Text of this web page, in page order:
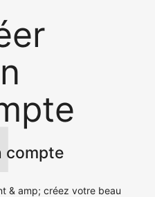
compte
& amp; créez votre beau